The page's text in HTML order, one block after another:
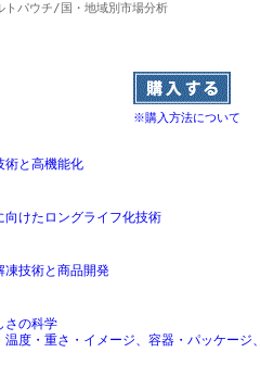
トパウチ/国・地域別市場分析
※購入方法について
術と高機能化
向けたロングライフ化技術
凍技術と商品開発
さの科学
温度・重さ・イメージ、容器・パッケー